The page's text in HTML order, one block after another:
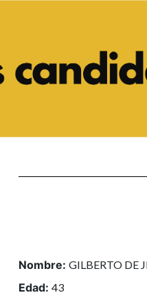
Nombre:GILBERTO DE
Edad:43